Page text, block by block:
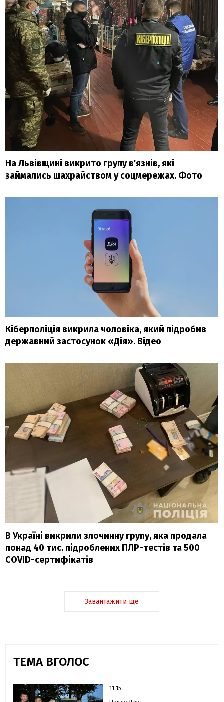
На Львівщині викрито групу в'язнів, які
займались шахрайством у соцмережах. Фото
Кіберполіція викрила чоловіка, який підробив
державний застосунок «Дія». Відео
В Україні викрили злочинну групу, яка продала
понад 40 тис. підроблених ПЛР-тестів та 500
COVID-сертифікатів
Завантажити ще
ТЕМА ВГОЛОС
11:15